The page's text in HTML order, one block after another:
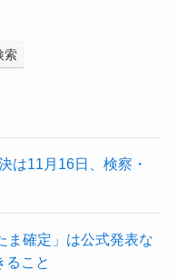
索
は11月16日、検察・
ま確定」は公式発表な
ること